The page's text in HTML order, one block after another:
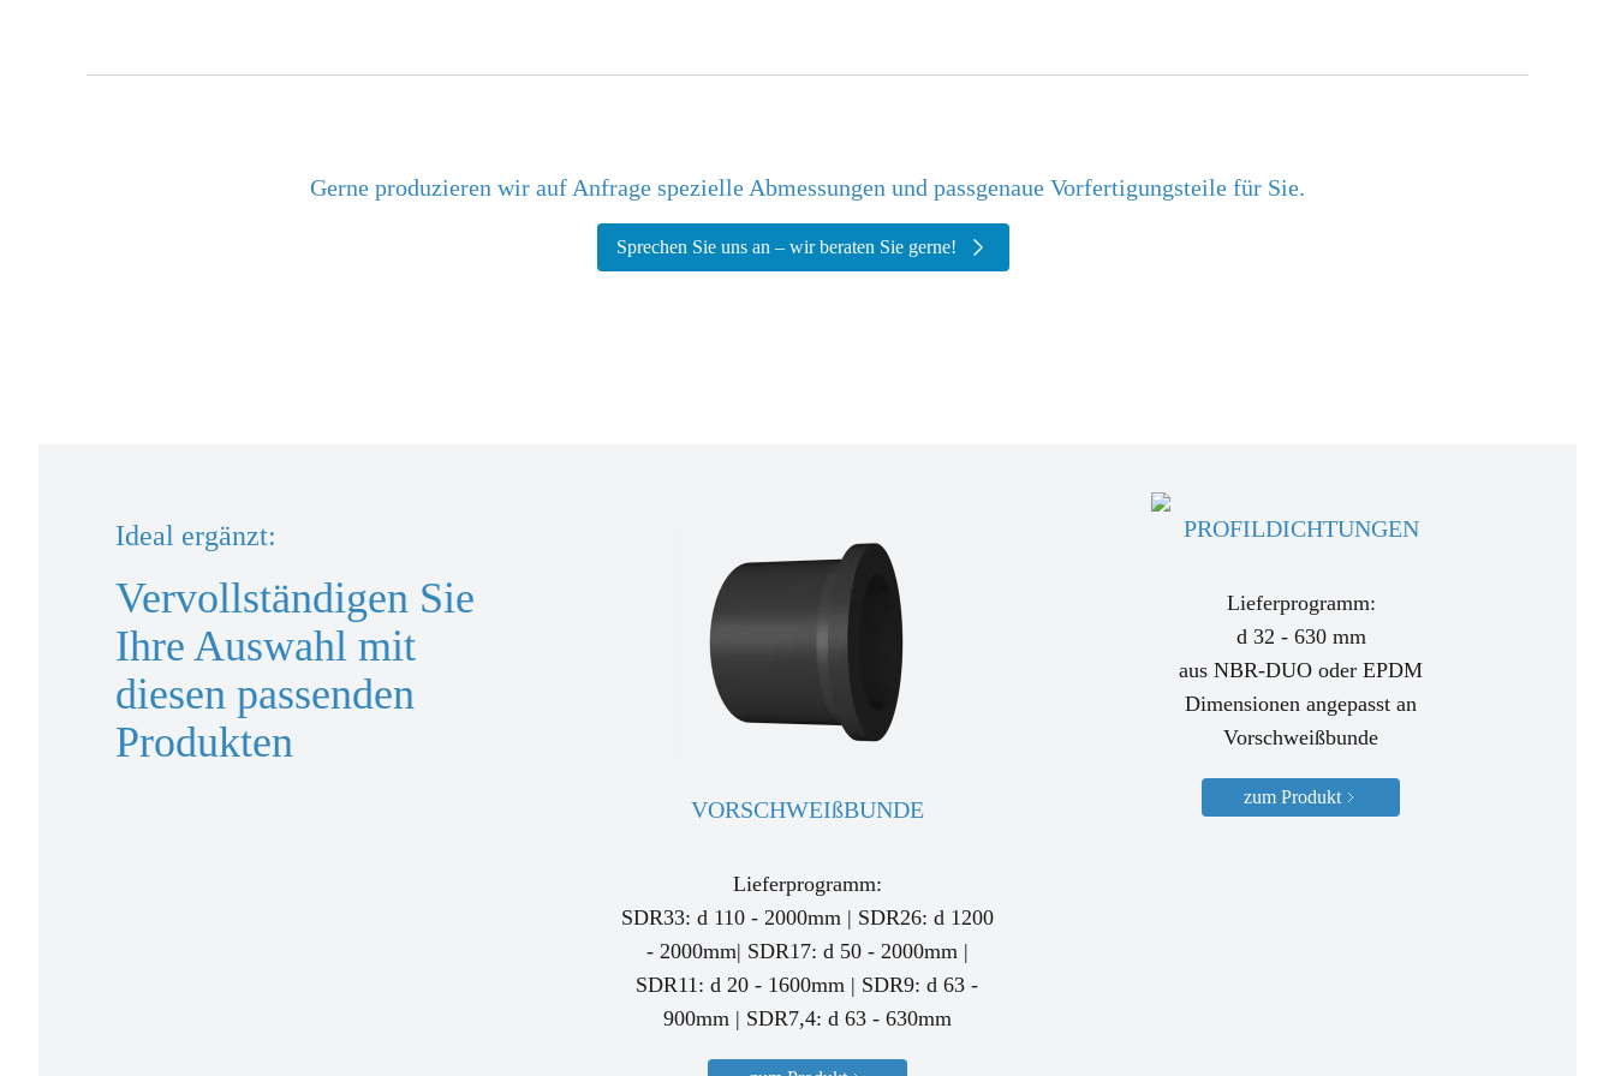
Gerne produzieren wir auf Anfrage spezielle Abmessungen und passgenaue Vorfertigungsteile für Sie.
Sprechen Sie uns an – wir beraten Sie gerne!
Ideal ergänzt:
Vervollständigen Sie
Ihre Auswahl mit
diesen passenden
Produkten
VORSCHWEIßBUNDE
Lieferprogramm:
SDR33: d 110 - 2000mm | SDR26: d 1200
- 2000mm| SDR17: d 50 - 2000mm |
SDR11: d 20 - 1600mm | SDR9: d 63 -
900mm | SDR7,4: d 63 - 630mm
PROFILDICHTUNGEN
Lieferprogramm:
d 32 - 630 mm
aus NBR-DUO oder EPDM
Dimensionen angepasst an
Vorschweißbunde
zum Produkt